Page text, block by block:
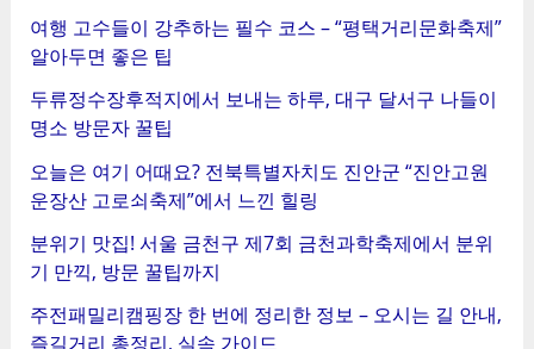
여행 고수들이 강추하는 필수 코스 – “평택거리문화축제”
알아두면 좋은 팁
두류정수장후적지에서 보내는 하루, 대구 달서구 나들이
명소 방문자 꿀팁
오늘은 여기 어때요? 전북특별자치도 진안군 “진안고원
운장산 고로쇠축제”에서 느낀 힐링
분위기 맛집! 서울 금천구 제7회 금천과학축제에서 분위
기 만끽, 방문 꿀팁까지
주전패밀리캠핑장 한 번에 정리한 정보 – 오시는 길 안내,
즐길거리 총정리, 실속 가이드